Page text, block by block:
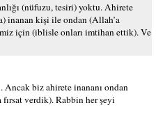
(nüfuzu, tesiri) yoktu. Ahirete
inanan kişi ile ondan (Allah’a
için (iblisle onları imtihan ettik). Ve
biz ahirete inananı ondan
verdik). Rabbin her şeyi